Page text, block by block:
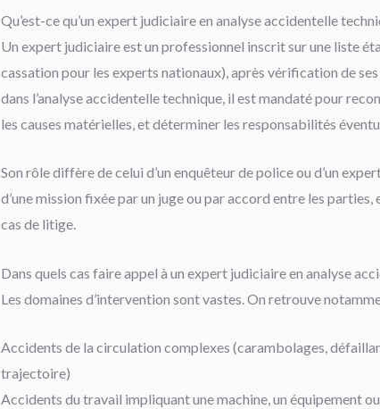
Qu’est-ce qu’un expert judiciaire en analyse accidentelle
Un expert judiciaire est un professionnel inscrit sur une liste
cassation pour les experts nationaux), après vérification de
dans l’analyse accidentelle technique, il est mandaté pour
les causes matérielles, et déterminer les responsabilités
Son rôle diffère de celui d’un enquêteur de police ou d’un
d’une mission fixée par un juge ou par accord entre les
cas de litige.
Dans quels cas faire appel à un expert judiciaire en analyse
Les domaines d’intervention sont vastes. On retrouve
Accidents de la circulation complexes (carambolages,
trajectoire)
Accidents du travail impliquant une machine, un équipement